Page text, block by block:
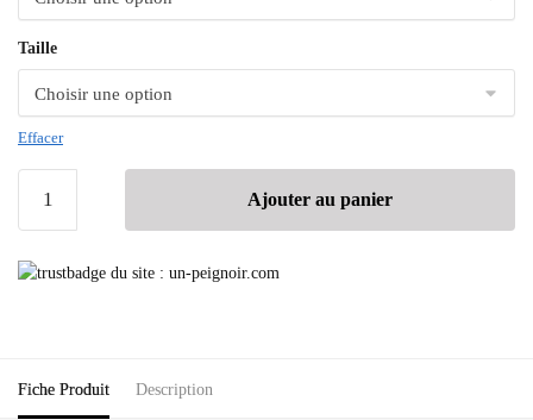
Taille
Effacer
Ajouter au panier
Fiche Produit Description